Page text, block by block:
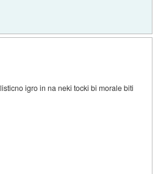
igro in na neki tocki bi morale biti